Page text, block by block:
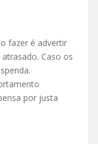
fazer é advertir
Caso os
por justa